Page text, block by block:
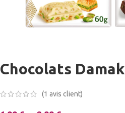
Chocolats Damak
(1 avis client)